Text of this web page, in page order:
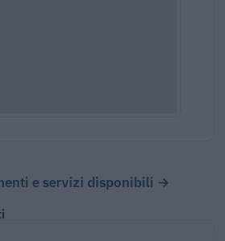
e servizi disponibili →